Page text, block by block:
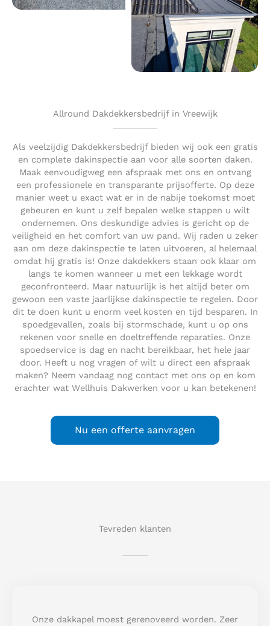
Allround Dakdekkersbedrijf in Vreewijk
Als veelzijdig Dakdekkersbedrijf bieden wij ook een gratis
en complete dakinspectie aan voor alle soorten daken.
Maak eenvoudigweg een afspraak met ons en ontvang
een professionele en transparante prijsofferte. Op deze
manier weet u exact wat er in de nabije toekomst moet
gebeuren en kunt u zelf bepalen welke stappen u wilt
ondernemen. Ons deskundige advies is gericht op de
veiligheid en het comfort van uw pand. Wij raden u zeker
aan om deze dakinspectie te laten uitvoeren, al helemaal
omdat hij gratis is! Onze dakdekkers staan ook klaar om
langs te komen wanneer u met een lekkage wordt
geconfronteerd. Maar natuurlijk is het altijd beter om
gewoon een vaste jaarlijkse dakinspectie te regelen. Door
dit te doen kunt u enorm veel kosten en tijd besparen. In
spoedgevallen, zoals bij stormschade, kunt u op ons
rekenen voor snelle en doeltreffende reparaties. Onze
spoedservice is dag en nacht bereikbaar, het hele jaar
door. Heeft u nog vragen of wilt u direct een afspraak
maken? Neem vandaag nog contact met ons op en kom
erachter wat Wellhuis Dakwerken voor u kan betekenen!
Nu een offerte aanvragen
Tevreden klanten
Onze dakkapel moest gerenoveerd worden. Zeer